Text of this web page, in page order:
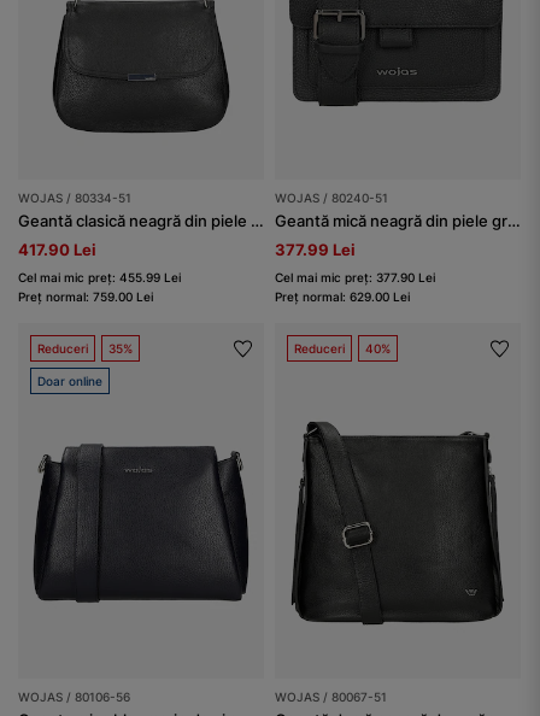
WOJAS / 80334-51
Geantă clasică neagră din piele damă
417.90 Lei
Cel mai mic preț: 455.99 Lei
Preț normal: 759.00 Lei
WOJAS / 80240-51
Geantă mică neagră din piele granulată damă
377.99 Lei
Cel mai mic preț: 377.90 Lei
Preț normal: 629.00 Lei
Reduceri 35%
Doar online
WOJAS / 80106-56
Reduceri 40%
WOJAS / 80067-51